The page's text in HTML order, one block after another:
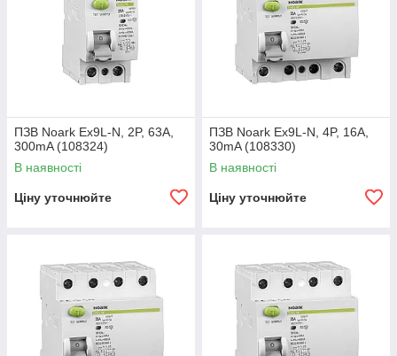
ПЗВ Noark Ex9L-N, 2P, 63A,
300mA (108324)
В наявності
Ціну уточнюйте
ПЗВ Noark Ex9L-N, 4P, 16A,
30mA (108330)
В наявності
Ціну уточнюйте